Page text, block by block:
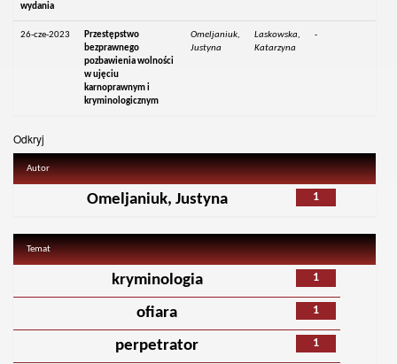
wydania
26-cze-2023
Przestępstwo
bezprawnego
pozbawienia wolności
w ujęciu
karnoprawnym i
kryminologicznym
Omeljaniuk,
Justyna
Laskowska,
Katarzyna
-
Odkryj
Autor
1
Omeljaniuk, Justyna
Temat
1
kryminologia
1
ofiara
1
perpetrator